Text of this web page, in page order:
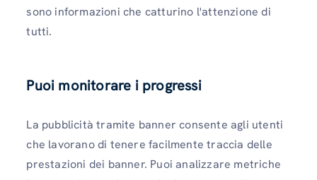
sono informazioni che catturino l'attenzione di
tutti.
Puoi monitorare i progressi
La pubblicità tramite banner consente agli utenti
che lavorano di tenere facilmente traccia delle
prestazioni dei banner. Puoi analizzare metriche